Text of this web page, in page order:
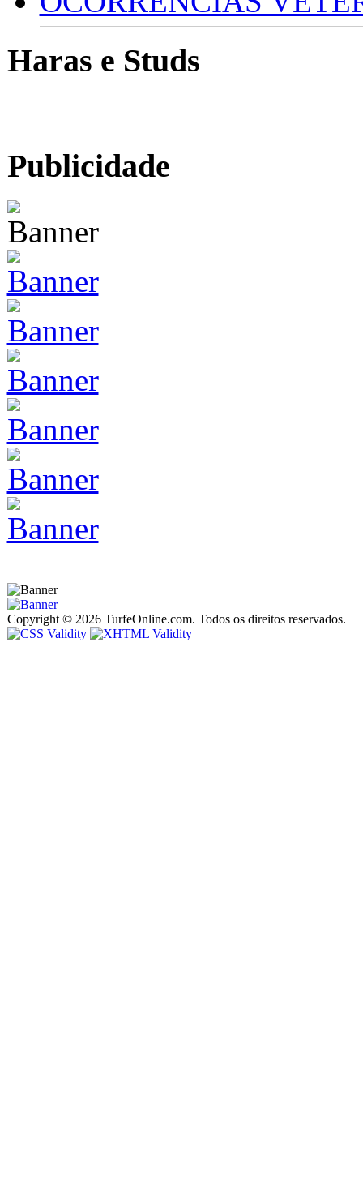
Haras e Studs
Publicidade
Copyright © 2026 TurfeOnline.com. Todos os direitos reservados.